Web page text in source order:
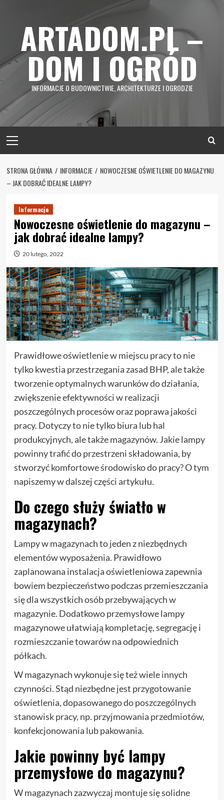
contentARTADOM.PL –
DOM I OGRÓD
INFORMACJE O BUDOWNICTWIE, ARCHITEKTURZE I OGRODZIE
Menu
STRONA GŁÓWNA INFORMACJE
NOWOCZESNE OŚWIETLENIE DO MAGAZYNU
– JAK DOBRAĆ IDEALNE LAMPY?
Informacje
Nowoczesne oświetlenie do magazynu –
jak dobrać idealne lampy?
20 lutego, 2022
Prawidłowe oświetlenie w miejscu pracy to nie
tylko kwestia przestrzegania zasad BHP, ale także
tworzenie optymalnych warunków do działania,
zwiększenie efektywności w realizacji
poszczególnych procesów oraz poprawa jakości
pracy. Dotyczy to nie tylko biura lub hal
produkcyjnych, ale także magazynów. Jakie lampy
powinny trafić do przestrzeni składowania, by
stworzyć komfortowe środowisko do pracy? O tym
napiszemy w dalszej części artykułu.
Do czego służy światło w
magazynach?
Lampy w magazynach to jeden z niezbędnych
elementów wyposażenia. Prawidłowo
zaplanowana instalacja oświetleniowa zapewnia
bowiem bezpieczeństwo podczas przemieszczania
się dla wszystkich osób przebywających w
magazynie. Dodatkowo przemysłowe lampy
magazynowe ułatwiają kompletację, segregację i
rozmieszczanie towarów na odpowiednich
półkach.
W magazynach wykonuje się też wiele innych
czynności. Stąd niezbędne jest przygotowanie
oświetlenia, dopasowanego do poszczególnych
stanowisk pracy, np. przyjmowania przedmiotów,
konfekcjonowania lub pakowania.
Jakie powinny być lampy
przemysłowe do magazynu?
W magazynach zazwyczaj montuje się solidne